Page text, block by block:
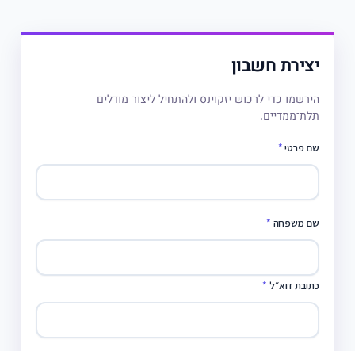
יצירת חשבון
הירשמו כדי לרכוש יזקוינס ולהתחיל ליצור מודלים
תלת־ממדיים.
שם פרטי*
שם משפחה *
כתובת דוא״ל *